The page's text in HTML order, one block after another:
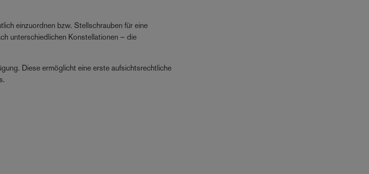
einzuordnen bzw. Stellschrauben für eine
unterschiedlichen Konstellationen – die
Diese ermöglicht eine erste aufsichtsrechtliche